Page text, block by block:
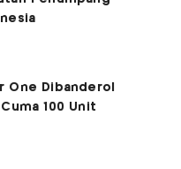
One Dibanderol
100 Unit